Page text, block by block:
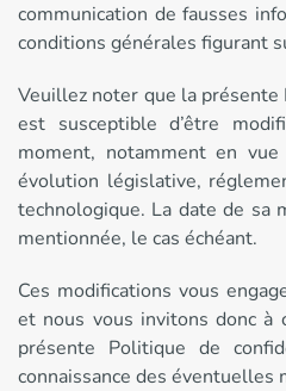
communication de fausses
conditions générales figurant
Veuillez noter que la
est susceptible d’être
moment, notamment en
évolution législative,
technologique. La date de sa
mentionnée, le cas échéant.
Ces modifications vous
et nous vous invitons donc à
présente Politique de
connaissance des éventuelles